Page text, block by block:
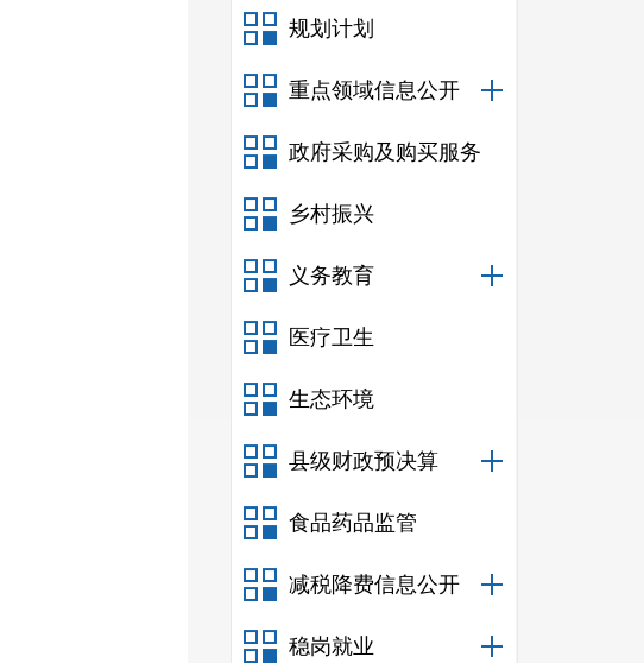
规划计划
重点领域信息公开
政府采购及购买服务
乡村振兴
义务教育
医疗卫生
生态环境
县级财政预决算
食品药品监管
减税降费信息公开
稳岗就业